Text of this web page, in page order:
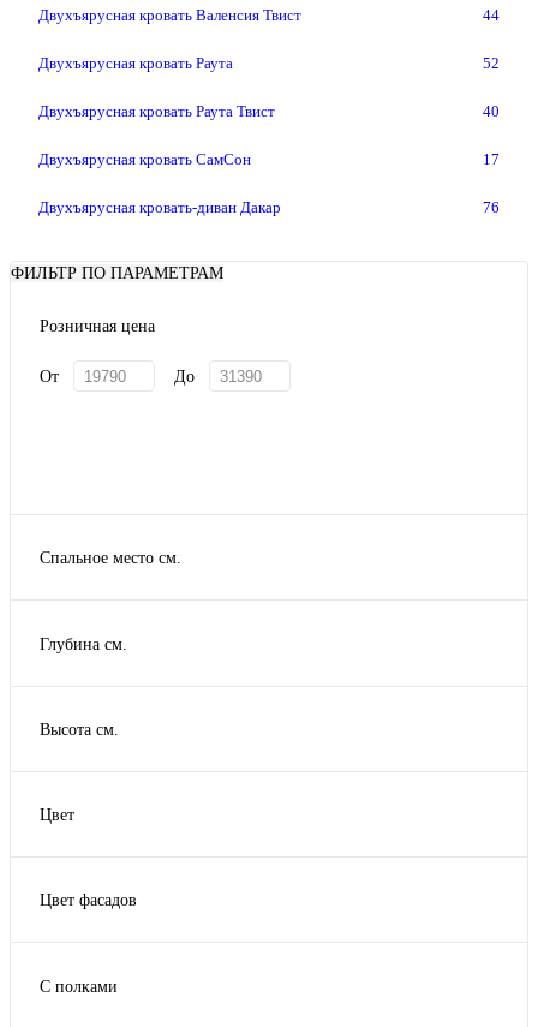
Двухъярусная кровать Валенсия Твист 44
Двухъярусная кровать Раута 52
Двухъярусная кровать Раута Твист 40
Двухъярусная кровать СамСон 17
Двухъярусная кровать-диван Дакар 76
ФИЛЬТР ПО ПАРАМЕТРАМ
Розничная цена
От До
Спальное место см.
Глубина см.
Высота см.
Цвет
Коричневый
Коричневый/дуб крафт белый
Цвет фасадов
Дуб молочный
С полками